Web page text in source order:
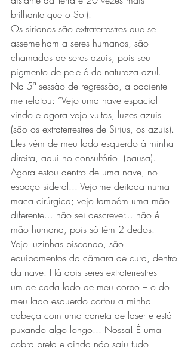
brilhante que o Sol).
Os sirianos são extraterrestres que se
assemelham a seres humanos, são
chamados de seres azuis, pois seu
pigmento de pele é de natureza azul.
Na 5ª sessão de regressão, a paciente
me relatou: “Vejo uma nave espacial
vindo e agora vejo vultos, luzes azuis
(são os extraterrestres de Sirius, os azuis).
Eles vêm de meu lado esquerdo à minha
direita, aqui no consultório. (pausa).
Agora estou dentro de uma nave, no
espaço sideral... Vejo-me deitada numa
maca cirúrgica; vejo também uma mão
diferente... não sei descrever... não é
mão humana, pois só têm 2 dedos.
Vejo luzinhas piscando, são
equipamentos da câmara de cura, dentro
da nave. Há dois seres extraterrestres –
um de cada lado de meu corpo – o do
meu lado esquerdo cortou a minha
cabeça com uma caneta de laser e está
puxando algo longo... Nossa! É uma
cobra preta e ainda não saiu tudo.